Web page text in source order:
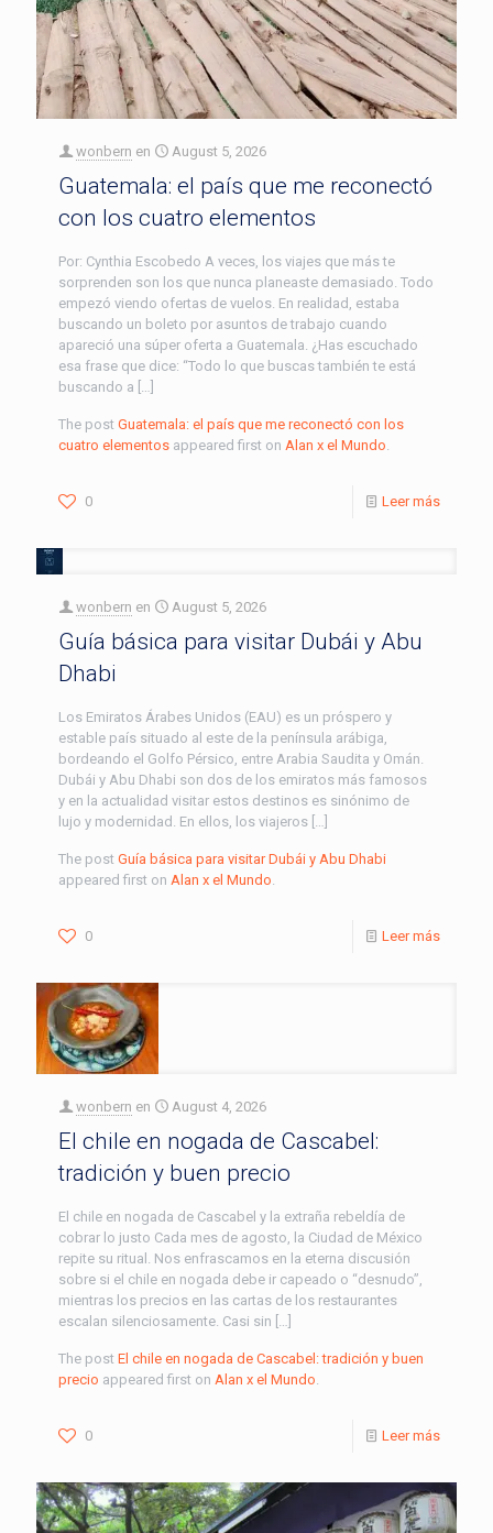
wonbern en August 5, 2026
Guatemala: el país que me reconectó
con los cuatro elementos
Por: Cynthia Escobedo A veces, los viajes que más te
sorprenden son los que nunca planeaste demasiado. Todo
empezó viendo ofertas de vuelos. En realidad, estaba
buscando un boleto por asuntos de trabajo cuando
apareció una súper oferta a Guatemala. ¿Has escuchado
esa frase que dice: “Todo lo que buscas también te está
buscando a […]
The post Guatemala: el país que me reconectó con los
cuatro elementos appeared first on Alan x el Mundo.
0 Leer más
wonbern en August 5, 2026
Guía básica para visitar Dubái y Abu
Dhabi
Los Emiratos Árabes Unidos (EAU) es un próspero y
estable país situado al este de la península arábiga,
bordeando el Golfo Pérsico, entre Arabia Saudita y Omán.
Dubái y Abu Dhabi son dos de los emiratos más famosos
y en la actualidad visitar estos destinos es sinónimo de
lujo y modernidad. En ellos, los viajeros […]
The post Guía básica para visitar Dubái y Abu Dhabi
appeared first on Alan x el Mundo.
0 Leer más
wonbern en August 4, 2026
El chile en nogada de Cascabel:
tradición y buen precio
El chile en nogada de Cascabel y la extraña rebeldía de
cobrar lo justo Cada mes de agosto, la Ciudad de México
repite su ritual. Nos enfrascamos en la eterna discusión
sobre si el chile en nogada debe ir capeado o “desnudo”,
mientras los precios en las cartas de los restaurantes
escalan silenciosamente. Casi sin […]
The post El chile en nogada de Cascabel: tradición y buen
precio appeared first on Alan x el Mundo.
0 Leer más